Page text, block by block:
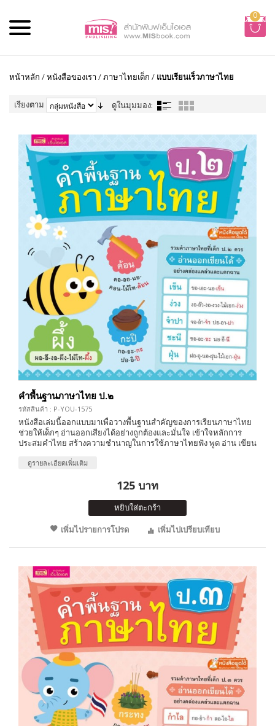
0
หน้าหลัก /หนังสือของเรา /ภาษาไทยเด็ก / แบบเรียนเร็วภาษาไทย
เรียงตาม ดูในมุมมอง:
คำพื้นฐานภาษาไทย ป.๒
รหัสสินค้า : P-YOU-1575
หนังสือเล่มนี้ออกแบบมาเพื่อวางพื้นฐานสำคัญของการเรียนภาษาไทย
ช่วยให้เด็กๆ อ่านออกเสียงได้อย่างถูกต้องและมั่นใจ เข้าใจหลักการ
ประสมคำไทย สร้างความชำนาญในการใช้ภาษาไทยฟัง พูด อ่าน เขียน
ดูรายละเอียดเพิ่มเติม
125 บาท
หยิบใส่ตะกร้า
เพิ่มไปรายการโปรด
เพิ่มไปเปรียบเทียบ